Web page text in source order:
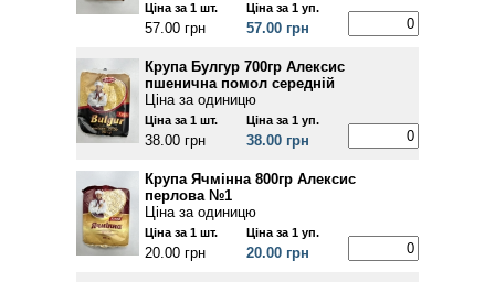
Ціна за 1 шт.
57.00 грн
Ціна за 1 уп.
57.00 грн
Крупа Булгур 700гр Алексис
пшенична помол середній
Ціна за одиницю
Ціна за 1 шт.
38.00 грн
Ціна за 1 уп.
38.00 грн
Крупа Ячмінна 800гр Алексис
перлова №1
Ціна за одиницю
Ціна за 1 шт.
20.00 грн
Ціна за 1 уп.
20.00 грн